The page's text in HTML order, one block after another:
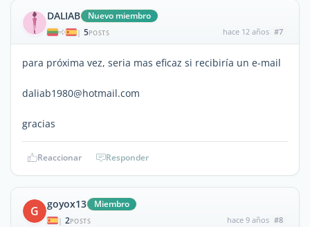
DALIAB Nuevo miembro
| 5POSTS hace 12 años #7
para próxima vez, seria mas eficaz si recibiría un e-mail
daliab1980@hotmail.com
gracias
Reaccionar Responder
G goyox13 Miembro
| 2POSTS hace 9 años #8